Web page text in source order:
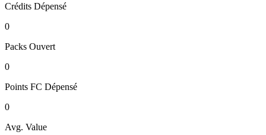
Crédits Dépensé
0
Packs Ouvert
0
Points FC Dépensé
0
Avg. Value